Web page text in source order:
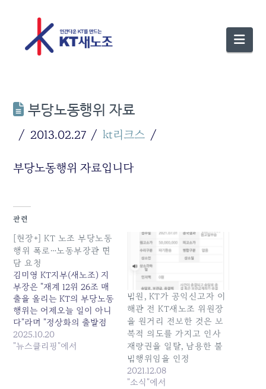
부당노동행위 자료
2013.02.27 kt리크스
부당노동행위 자료입니다
관련
[현장+] KT 노조 부당노동
행위 폭로…노동부장관 면
담 요청
김미영 KT지부(새노조) 지
부장은 "재계 12위 26조 매
출을 올리는 KT의 부당노동
행위는 어제오늘 일이 아니
다"라며 "정상화의 출발점
은 정규직·비정규직 가릴 것
없이 노동자의 주체성을 인
2025.10.20
"뉴스클리핑"에서
법원, KT가 공익신고자 이
해관 전 KT새노조 위원장
을 원거리 전보한 것은 보
복적 의도를 가지고 인사
재량권을 일탈, 남용한 불
법행위임을 인정
2021.12.08
"소식"에서